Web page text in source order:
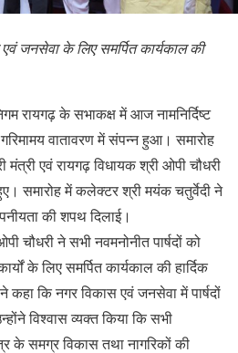
जनसेवा के लिए समर्पित कार्यकाल की
रायगढ़ के सभाकक्ष में आज नामनिर्दिष्ट
वातावरण में संपन्न हुआ। समारोह
मंत्री एवं रायगढ़ विधायक श्री ओपी चौधरी
समारोह में कलेक्टर श्री मयंक चतुर्वेदी ने
की शपथ दिलाई।
चौधरी ने सभी नवमनोनीत पार्षदों को
के लिए समर्पित कार्यकाल की हार्दिक
कहा कि नगर विकास एवं जनसेवा में पार्षदों
विश्वास व्यक्त किया कि सभी
के समग्र विकास तथा नागरिकों की